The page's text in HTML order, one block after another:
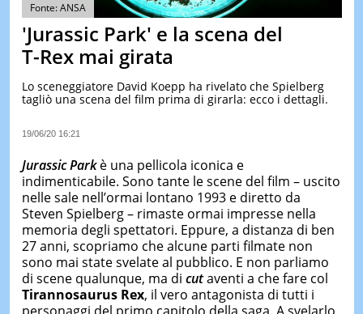
TEST
LE
LE
Fonte: ANSA
'Jurassic Park' e la scena del
T-Rex mai girata
Lo sceneggiatore David Koepp ha rivelato che Spielberg
tagliò una scena del film prima di girarla: ecco i dettagli.
19/06/20 16:21
Jurassic Park è una pellicola iconica e
indimenticabile. Sono tante le scene del film – uscito
nelle sale nell’ormai lontano 1993 e diretto da
Steven Spielberg – rimaste ormai impresse nella
memoria degli spettatori. Eppure, a distanza di ben
27 anni, scopriamo che alcune parti filmate non
sono mai state svelate al pubblico. E non parliamo
di scene qualunque, ma di cutaventi a che fare col
Tirannosaurus Rex, il vero antagonista di tutti i
personaggi del primo capitolo della saga. A svelarlo